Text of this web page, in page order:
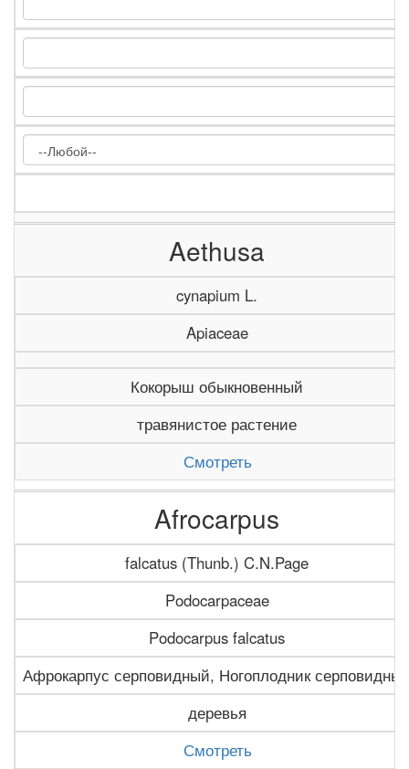
Aethusa
cynapium L.
Apiaceae
Кокорыш обыкновенный
травянистое растение
Смотреть
Afrocarpus
falcatus (Thunb.) C.N.Page
Podocarpaceae
Podocarpus falcatus
Афрокарпус серповидный, Ногоплодник
деревья
Смотреть